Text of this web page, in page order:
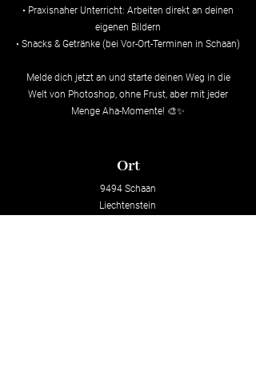
• Praxisnaher Unterricht: Arbeiten direkt an deinen
eigenen Bildern
• Snacks & Getränke (bei Vor-Ort-Terminen in Schaan)
Melde dich jetzt an und starte deinen Weg in die
Welt von Photoshop, ohne Frust, aber mit jeder
Menge Aha-Momente! 🎨✨
Ort
9494 Schaan
Liechtenstein